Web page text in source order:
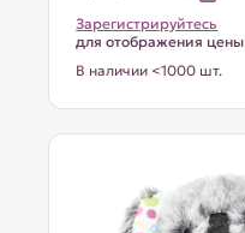
Зарегистрируйтесь
для отображения цены
В наличии <1000 шт.